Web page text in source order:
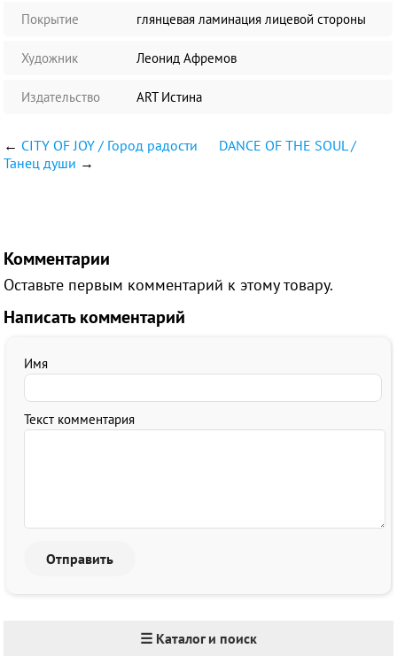
Покрытие глянцевая ламинация лицевой стороны
Художник Леонид Афремов
Издательство ART Истина
← CITY OF JOY / Город радости
DANCE OF THE SOUL /
Танец души →
Комментарии
Оставьте первым комментарий к этому товару.
Написать комментарий
Имя
Текст комментария
☰ Каталог и поиск